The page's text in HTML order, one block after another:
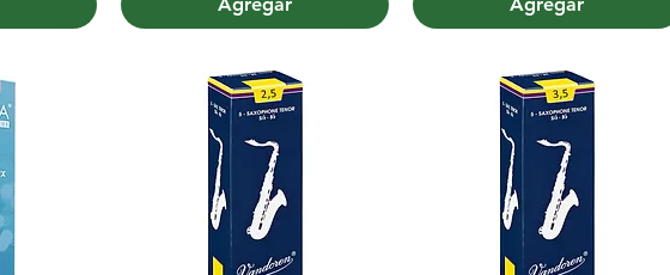
Agregar Agregar